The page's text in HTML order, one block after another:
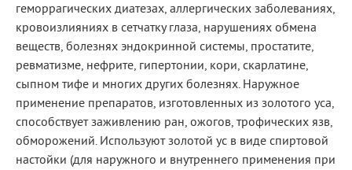
геморрагических диатезах, аллергических заболеваниях,
кровоизлияниях в сетчатку глаза, нарушениях обмена
веществ, болезнях эндокринной системы, простатите,
ревматизме, нефрите, гипертонии, кори, скарлатине,
сыпном тифе и многих других болезнях. Наружное
применение препаратов, изготовленных из золотого уса,
способствует заживлению ран, ожогов, трофических язв,
обморожений. Используют золотой ус в виде спиртовой
настойки (для наружного и внутреннего применения при